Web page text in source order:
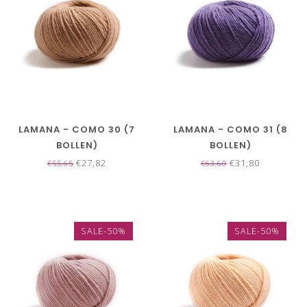
LAMANA - COMO 30 (7
BOLLEN)
€55,65 €27,82
LAMANA - COMO 31 (8
BOLLEN)
€63,60 €31,80
SALE-50% SALE-50%